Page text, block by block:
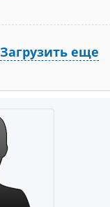
Загрузить еще